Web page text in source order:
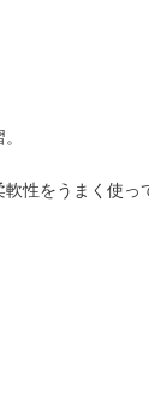
性をうまく使っ